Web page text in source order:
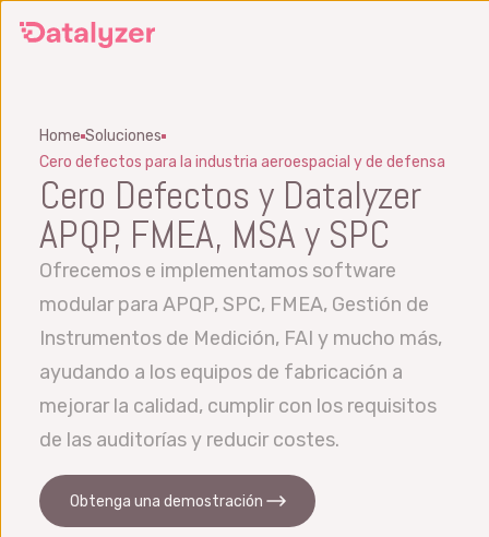
Home Soluciones
Cero defectos para la industria aeroespacial y de defensa
Cero Defectos y Datalyzer
APQP, FMEA, MSA y SPC
Ofrecemos e implementamos software
modular para APQP, SPC, FMEA, Gestión de
Instrumentos de Medición, FAI y mucho más,
ayudando a los equipos de fabricación a
mejorar la calidad, cumplir con los requisitos
de las auditorías y reducir costes.
Obtenga una demostración